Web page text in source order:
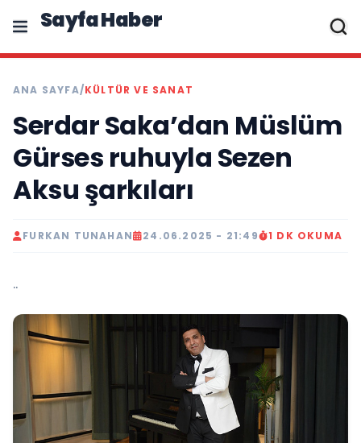
Sayfa Haber
ANA SAYFA/KÜLTÜR VE SANAT
Serdar Saka’dan Müslüm
Gürses ruhuyla Sezen
Aksu şarkıları
FURKAN TUNAHAN 24.06.2025 - 21:49 1 DK OKUMA
..